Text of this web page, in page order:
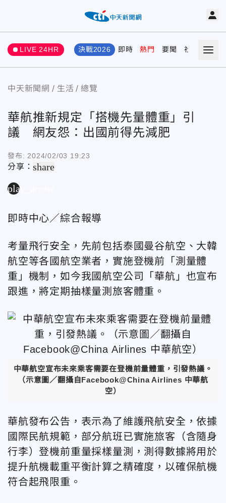
LIVE 24HR 決戰2026 即時 熱門 要聞 社會 娛樂
中天新聞網 生活 總覽
華航推新規定「搭機先量體重」引
議 網友怨：出國前得先減肥
發布: 2024/02/03 19:23
分享：share
play_arrow
即時中心／綜合報導
考量飛行安全，先前包括泰國曼谷航空、大韓
航空等各國航空業者，實施登機前「測量體
重」機制，如今我國航空公司「華航」也宣布
跟進，將定期抽樣量測旅客體重。
中華航空宣布未來乘客需要在登機前量體重，引發熱議。
（示意圖／翻攝自Facebook@China Airlines 中華航
空）
華航發布公告，表示為了維護飛航安全，依據
國際民航規範，部分航班已實施旅客（含隨身
行李）登機前重量採樣量測，測得數據將用於
提升航機載重平衡計算之精確度，以確保航機
符合起飛限重。